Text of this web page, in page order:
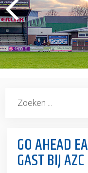
GO AHEAD
GAST BIJ AZC